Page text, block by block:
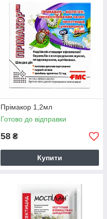
Прімакор 1,2мл
Готово до відправки
58 ₴
Купити